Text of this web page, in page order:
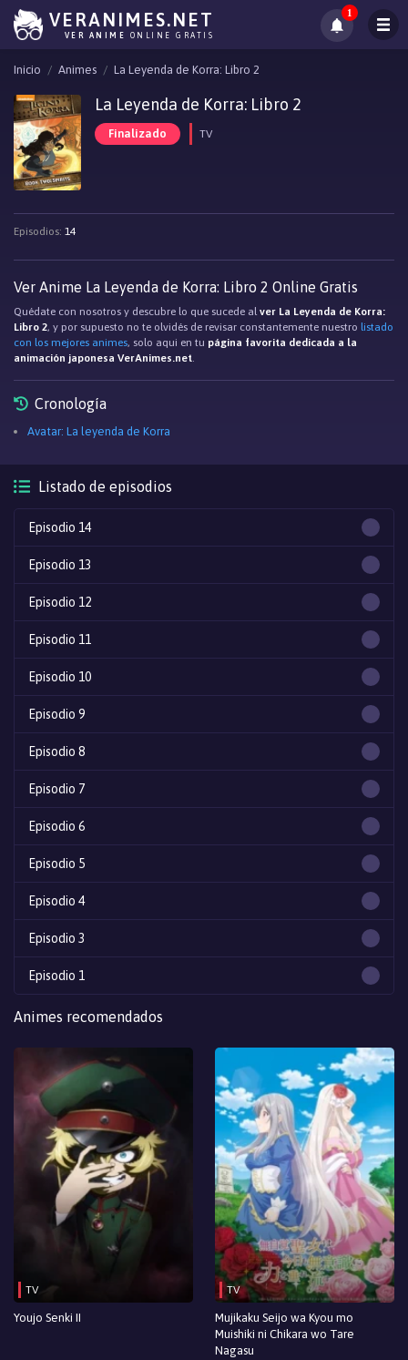
VERANIMES.NET
VER ANIME ONLINE GRATIS
1
Inicio Animes La Leyenda de Korra: Libro 2
La Leyenda de Korra: Libro 2
Finalizado TV
Episodios: 14
Ver Anime La Leyenda de Korra: Libro 2 Online Gratis
Quédate con nosotros y descubre lo que sucede alver La Leyenda de Korra:
Libro 2, y por supuesto no te olvidés de revisar constantemente nuestro listado
con los mejores animes, solo aqui en tu página favorita dedicada a la
animación japonesa VerAnimes.net.
Cronología
Avatar: La leyenda de Korra
Listado de episodios
Episodio 14
Episodio 13
Episodio 12
Episodio 11
Episodio 10
Episodio 9
Episodio 8
Episodio 7
Episodio 6
Episodio 5
Episodio 4
Episodio 3
Episodio 1
Animes recomendados
TV
Youjo Senki II
TV
Mujikaku Seijo wa Kyou mo
Muishiki ni Chikara wo Tare
Nagasu